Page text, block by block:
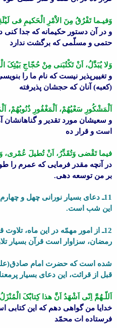
وَفیـما تَفْرُقُ مِنَ الاَْمْرِ الْحَکیمِ فى
و در آن دستور حکیمانه که جدا
حتمى و مسلّمى که برگشت ندارد
وَلا یُبَدَّلُ، اَنْ تَکْتُبَنى مِنْ حُجّاجِ بَیْتِکَ
و تغییرپذیر نیست که نام ما را
(کعبه) آنان که حجشان پذیرفته
اَلْمَشْکُورِ سَعْیُهُمْ، اَلْمَغْفُورِ ذُنُوبُهُمْ،
و سعیشان مورد تقدیر و گناهانشان
است و قرار ده
فیما تَقْضى وَتُقَدِّرُ، اَنْ تُطیلَ عُمْرى،
در آنچه مقدر فرمایى که عمرم را
بر من توسعه دهى.
11ـ دعاى بسیار نورانى چهل و
این شب است.
12ـ از امور مهمّه در این ماه،
رمضان، سزاوار است قرآن بسیار
شده است که حضرت امام
قبل از قرائت، این دعاى بسیار
اَللّـهُمَّ اِنّى اَشْهَدُ اَنَّ هذا کِتابُکَ
خدایا من گواهى دهم که این کتابى
فرستاده ات محمّد